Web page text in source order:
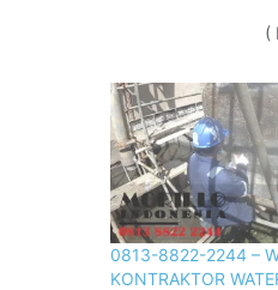
(
0813-8822-2244 –
KONTRAKTOR